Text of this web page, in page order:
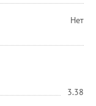
Нет
3.38